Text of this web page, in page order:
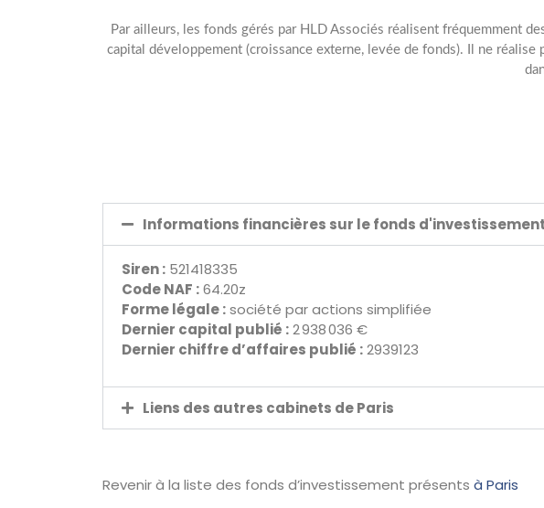
Par ailleurs, les fonds gérés par HLD Associés réalisent fréquemment
capital développement (croissance externe, levée de fonds). Il ne
Informations financières sur le fonds d'investissement
Siren : 521418335
Code NAF :64.20z
Forme légale :société par actions simplifiée
Dernier capital publié :2 938 036 €
Dernier chiffre d’affaires publié :2939123
Liens des autres cabinets de Paris
Revenir à la liste des fonds d’investissement présents à Paris